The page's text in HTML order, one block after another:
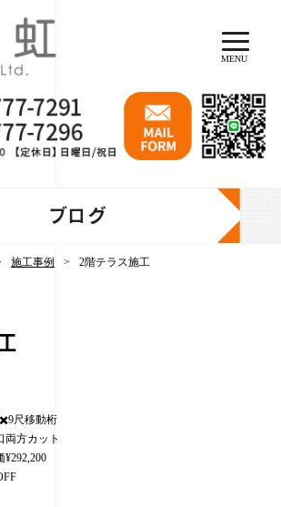
MENU
ブログ
施工事例 2階テラス施工
尺移動桁
方カット